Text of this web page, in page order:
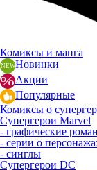
Комиксы и манга
Новинки
Акции
Популярные
Комиксы о
Супергерои Marvel
- графические
- серии о
- синглы
Супергерои DC